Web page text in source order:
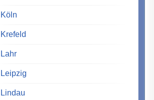
Köln
Krefeld
Lahr
Leipzig
Lindau